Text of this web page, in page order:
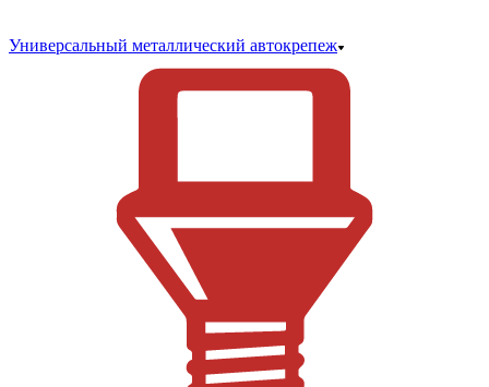
Универсальный металлический автокрепеж